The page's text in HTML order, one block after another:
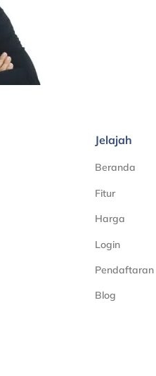
Jelajah
Beranda
Fitur
Harga
Login
Pendaftaran
Blog